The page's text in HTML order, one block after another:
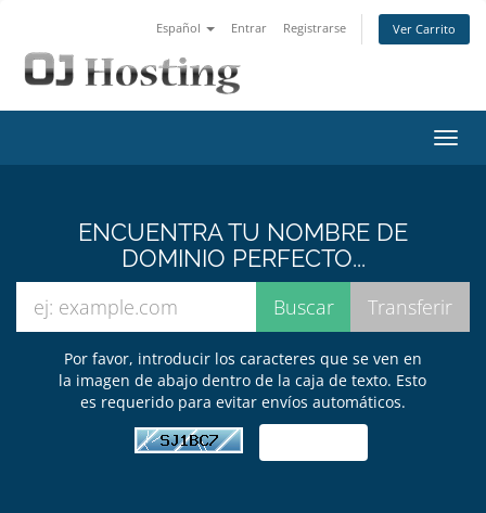
Español Entrar Registrarse Ver Carrito
ENCUENTRA TU NOMBRE DE
DOMINIO PERFECTO...
Por favor, introducir los caracteres que se ven en
la imagen de abajo dentro de la caja de texto. Esto
es requerido para evitar envíos automáticos.